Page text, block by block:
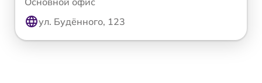
ул. Будённого, 123